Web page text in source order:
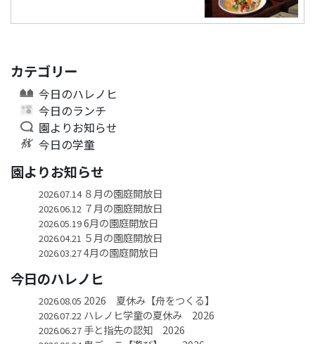
カテゴリー
今日のハレノヒ
今日のランチ
園よりお知らせ
今日の学童
園よりお知らせ
2026.07.14８月の園庭開放日
2026.06.12７月の園庭開放日
2026.05.196月の園庭開放日
2026.04.21 ５月の園庭開放日
2026.03.274月の園庭開放日
今日のハレノヒ
2026.08.05 2026 夏休み【舟をつくる】
2026.07.22ハレノヒ学童の夏休み 2026
2026.06.27手と指先の認知 2026